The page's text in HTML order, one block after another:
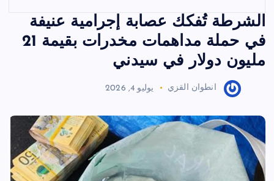
الشرطة تُفكك عصابة إجرامية عنيفة
في حملة مداهمات مخدرات بقيمة 21
مليون دولار في سيدني
انطوان القزي يوليو 4, 2026